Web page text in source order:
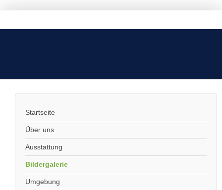
Startseite
Über uns
Ausstattung
Bildergalerie
Umgebung